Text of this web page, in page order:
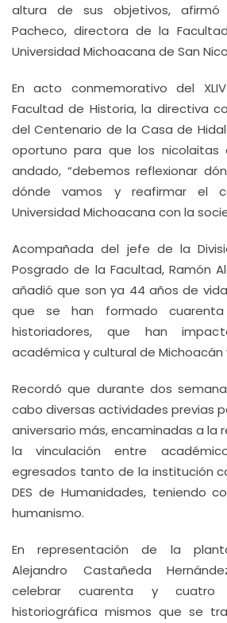
altura de sus objetivos, afirmó
Pacheco, directora de la
Universidad Michoacana de San
En acto conmemorativo del
Facultad de Historia, la directiva
del Centenario de la Casa de
oportuno para que los nicolaitas
andado, “debemos reflexionar
dónde vamos y reafirmar el
Universidad Michoacana con la
Acompañada del jefe de la
Posgrado de la Facultad, Ramón
añadió que son ya 44 años de
que se han formado cuarenta
historiadores, que han
académica y cultural de Michoacán
Recordó que durante dos
cabo diversas actividades previas
aniversario más, encaminadas a la
la vinculación entre
egresados tanto de la institución
DES de Humanidades, teniendo
humanismo.
En representación de la
Alejandro Castañeda
celebrar cuarenta y
historiográfica mismos que se